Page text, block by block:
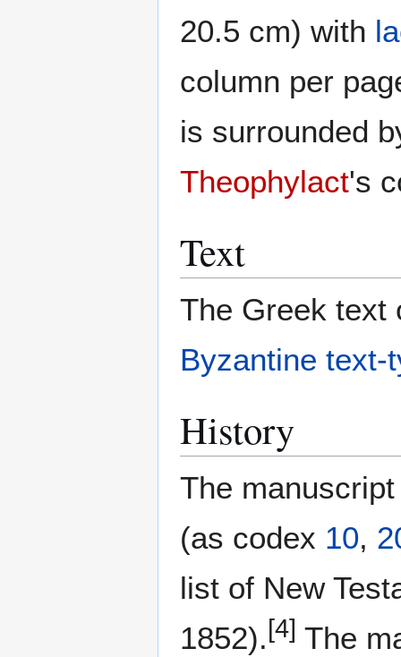
20.5 cm) with
column per
is surrounded
Theophylact's
Text
The Greek text
Byzantine text-
History
The
(as codex 10,
list of New
1852). [4] The